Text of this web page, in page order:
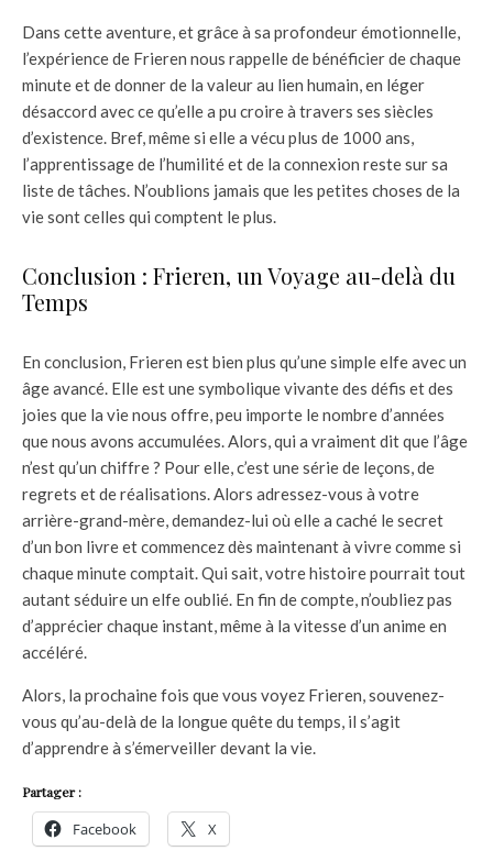
Dans cette aventure, et grâce à sa profondeur émotionnelle,
l’expérience de Frieren nous rappelle de bénéficier de chaque
minute et de donner de la valeur au lien humain, en léger
désaccord avec ce qu’elle a pu croire à travers ses siècles
d’existence. Bref, même si elle a vécu plus de 1000 ans,
l’apprentissage de l’humilité et de la connexion reste sur sa
liste de tâches. N’oublions jamais que les petites choses de la
vie sont celles qui comptent le plus.
Conclusion : Frieren, un Voyage au-delà du
Temps
En conclusion, Frieren est bien plus qu’une simple elfe avec un
âge avancé. Elle est une symbolique vivante des défis et des
joies que la vie nous offre, peu importe le nombre d’années
que nous avons accumulées. Alors, qui a vraiment dit que l’âge
n’est qu’un chiffre ? Pour elle, c’est une série de leçons, de
regrets et de réalisations. Alors adressez-vous à votre
arrière-grand-mère, demandez-lui où elle a caché le secret
d’un bon livre et commencez dès maintenant à vivre comme si
chaque minute comptait. Qui sait, votre histoire pourrait tout
autant séduire un elfe oublié. En fin de compte, n’oubliez pas
d’apprécier chaque instant, même à la vitesse d’un anime en
accéléré.
Alors, la prochaine fois que vous voyez Frieren, souvenez-
vous qu’au-delà de la longue quête du temps, il s’agit
d’apprendre à s’émerveiller devant la vie.
Partager :
Facebook X